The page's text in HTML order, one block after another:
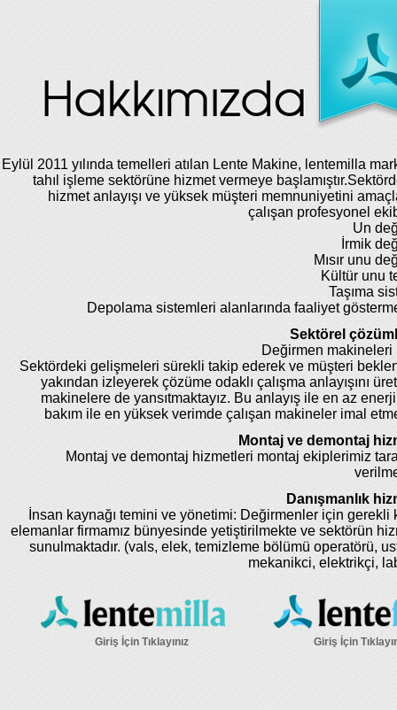
Eylül 2011 yılında temelleri atılan Lente Makine, lentemilla
tahıl işleme sektörüne hizmet vermeye
hizmet anlayışı ve yüksek müşteri memnuniyetini
çalışan profesyonel
Un
İrmik
Mısır unu
Kültür unu
Taşıma
Depolama sistemleri alanlarında faaliyet
Sektörel
Değirmen makineleri
Sektördeki gelişmeleri sürekli takip ederek ve müşteri
yakından izleyerek çözüme odaklı çalışma anlayışını
makinelere de yansıtmaktayız. Bu anlayış ile en az
bakım ile en yüksek verimde çalışan makineler imal
Montaj ve demontaj
Montaj ve demontaj hizmetleri montaj ekiplerimiz
Danışmanlık
İnsan kaynağı temini ve yönetimi: Değirmenler için gerekli
elemanlar firmamız bünyesinde yetiştirilmekte ve sektörün
sunulmaktadır. (vals, elek, temizleme bölümü operatörü,
mekanikci, elektrikçi,
Giriş İçin Tıklayınız Giriş İçin